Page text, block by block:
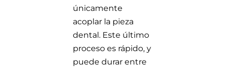
únicamente
acoplar la pieza
dental. Este último
proceso es rápido, y
puede durar entre